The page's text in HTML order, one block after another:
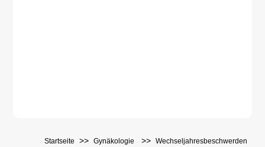
Startseite >> Gynäkologie >> Wechseljahresbeschwerden